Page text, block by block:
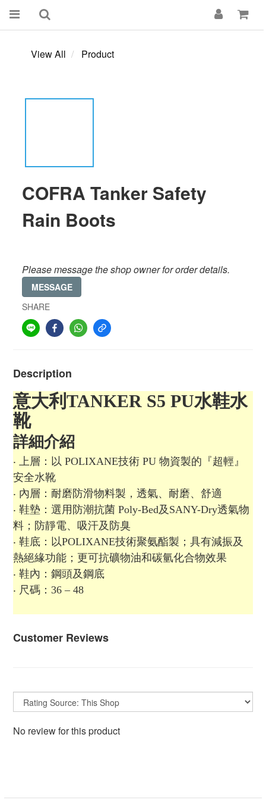
View All Product
COFRA Tanker Safety
Rain Boots
Please message the shop owner for order details.
MESSAGE
SHARE
Description
意大利TANKER S5 PU水鞋水
靴
詳細介紹
‧ 上層：以 POLIXANE技術 PU 物資製的『超輕』
安全水靴
‧ 內層：耐磨防滑物料製，透氣、耐磨、舒適
‧ 鞋墊：選用防潮抗菌 Poly-Bed及SANY-Dry透氣物
料；防靜電、吸汗及防臭
‧ 鞋底：以POLIXANE技術聚氨酯製；具有減振及
熱絕緣功能；更可抗礦物油和碳氫化合物效果
‧ 鞋內：鋼頭及鋼底
‧ 尺碼：36 – 48
Customer Reviews
No review for this product